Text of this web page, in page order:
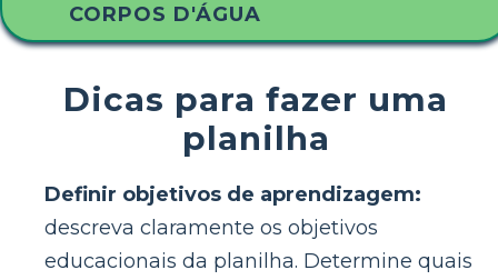
CORPOS D'ÁGUA
Dicas para fazer uma
planilha
Definir objetivos de aprendizagem:
descreva claramente os objetivos
educacionais da planilha. Determine quais